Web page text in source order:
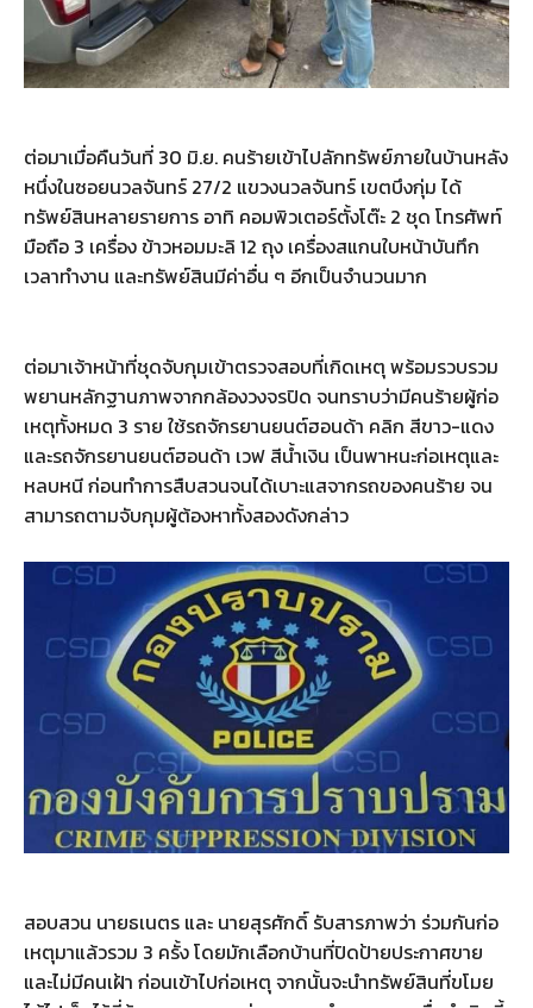
ต่อมาเมื่อคืนวันที่ 30 มิ.ย. คนร้ายเข้าไปลักทรัพย์ภายในบ้านหลัง
หนึ่งในซอยนวลจันทร์ 27/2 แขวงนวลจันทร์ เขตบึงกุ่ม ได้
ทรัพย์สินหลายรายการ อาทิ คอมพิวเตอร์ตั้งโต๊ะ 2 ชุด โทรศัพท์
มือถือ 3 เครื่อง ข้าวหอมมะลิ 12 ถุง เครื่องสแกนใบหน้าบันทึก
เวลาทำงาน และทรัพย์สินมีค่าอื่น ๆ อีกเป็นจำนวนมาก
ต่อมาเจ้าหน้าที่ชุดจับกุมเข้าตรวจสอบที่เกิดเหตุ พร้อมรวบรวม
พยานหลักฐานภาพจากกล้องวงจรปิด จนทราบว่ามีคนร้ายผู้ก่อ
เหตุทั้งหมด 3 ราย ใช้รถจักรยานยนต์ฮอนด้า คลิก สีขาว-แดง
และรถจักรยานยนต์ฮอนด้า เวฟ สีน้ำเงิน เป็นพาหนะก่อเหตุและ
หลบหนี ก่อนทำการสืบสวนจนได้เบาะแสจากรถของคนร้าย จน
สามารถตามจับกุมผู้ต้องหาทั้งสองดังกล่าว
สอบสวน นายธเนตร และ นายสุรศักดิ์ รับสารภาพว่า ร่วมกันก่อ
เหตุมาแล้วรวม 3 ครั้ง โดยมักเลือกบ้านที่ปิดป้ายประกาศขาย
และไม่มีคนเฝ้า ก่อนเข้าไปก่อเหตุ จากนั้นจะนำทรัพย์สินที่ขโมย